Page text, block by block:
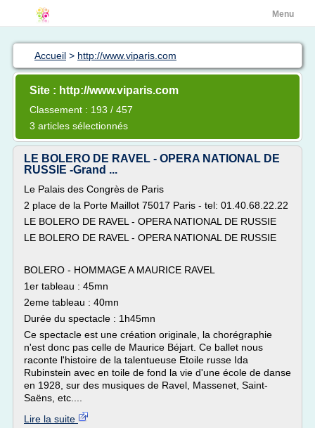
Menu
Accueil > http://www.viparis.com
Site : http://www.viparis.com
Classement : 193 / 457
3 articles sélectionnés
LE BOLERO DE RAVEL - OPERA NATIONAL DE
RUSSIE -Grand ...
Le Palais des Congrès de Paris
2 place de la Porte Maillot 75017 Paris - tel: 01.40.68.22.22
LE BOLERO DE RAVEL - OPERA NATIONAL DE RUSSIE
LE BOLERO DE RAVEL - OPERA NATIONAL DE RUSSIE
BOLERO - HOMMAGE A MAURICE RAVEL
1er tableau : 45mn
2eme tableau : 40mn
Durée du spectacle : 1h45mn
Ce spectacle est une création originale, la chorégraphie
n'est donc pas celle de Maurice Béjart. Ce ballet nous
raconte l'histoire de la talentueuse Etoile russe Ida
Rubinstein avec en toile de fond la vie d'une école de danse
en 1928, sur des musiques de Ravel, Massenet, Saint-
Saëns, etc....
Lire la suite